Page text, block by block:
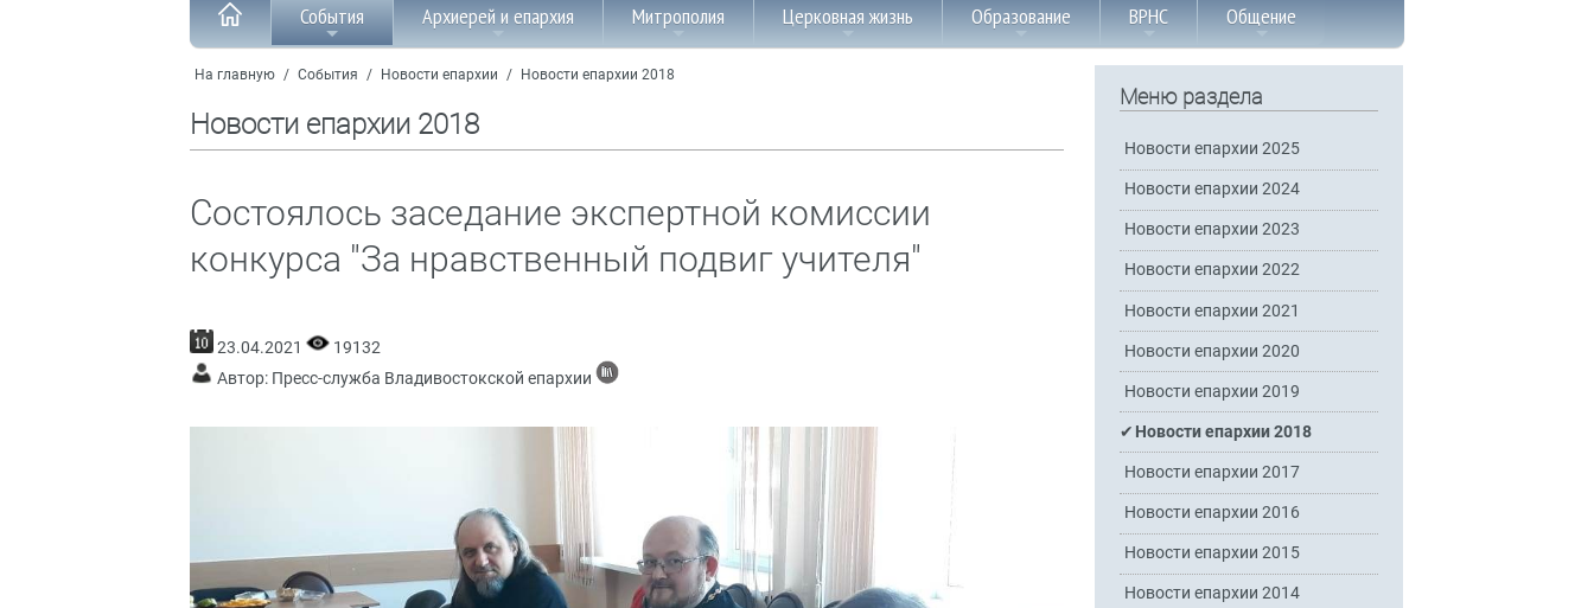
События Архиерей и епархия Митрополия Церковная жизнь Образование ВРНС Общение
На главную / События / Новости епархии / Новости епархии 2018
Новости епархии 2018
Состоялось заседание экспертной комиссии
конкурса "За нравственный подвиг учителя"
23.04.2021
19132
Автор: Пресс-служба Владивостокской епархии
Меню раздела
Новости епархии 2025
Новости епархии 2024
Новости епархии 2023
Новости епархии 2022
Новости епархии 2021
Новости епархии 2020
Новости епархии 2019
Новости епархии 2018
Новости епархии 2017
Новости епархии 2016
Новости епархии 2015
Новости епархии 2014